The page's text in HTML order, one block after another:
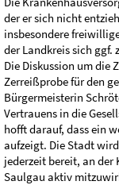
der er sich nicht
insbesondere
der Landkreis sich
Die Diskussion um die
Zerreißprobe für den
Bürgermeisterin
Vertrauens in die
hofft darauf, dass ein
aufzeigt. Die Stadt
jederzeit bereit, an
Saulgau aktiv